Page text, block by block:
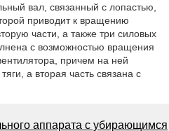
вал, связанный с лопастью,
приводит к вращению
части, а также три силовых
с возможностью вращения
причем на ней
а вторая часть связана с
аппарата с убирающимся